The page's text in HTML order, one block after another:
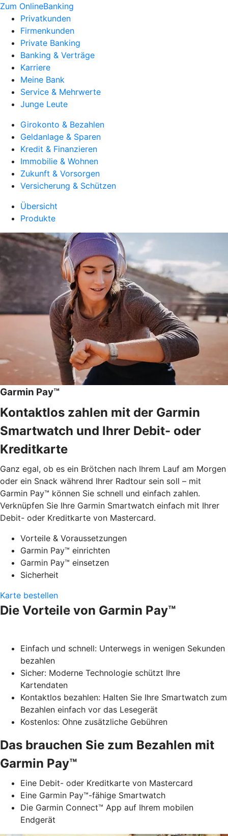
Zum OnlineBanking
Privatkunden
Firmenkunden
Private Banking
Banking & Verträge
Karriere
Meine Bank
Service & Mehrwerte
Junge Leute
Girokonto & Bezahlen
Geldanlage & Sparen
Kredit & Finanzieren
Immobilie & Wohnen
Zukunft & Vorsorgen
Versicherung & Schützen
Übersicht
Produkte
Garmin Pay™
Kontaktlos zahlen mit der Garmin
Smartwatch und Ihrer Debit- oder
Kreditkarte
Ganz egal, ob es ein Brötchen nach Ihrem Lauf am Morgen
oder ein Snack während Ihrer Radtour sein soll – mit
Garmin Pay™ können Sie schnell und einfach zahlen.
Verknüpfen Sie Ihre Garmin Smartwatch einfach mit Ihrer
Debit- oder Kreditkarte von Mastercard.
Vorteile & Voraussetzungen
Garmin Pay™ einrichten
Garmin Pay™ einsetzen
Sicherheit
Karte bestellen
Die Vorteile von Garmin Pay™
Einfach und schnell: Unterwegs in wenigen Sekunden
bezahlen
Sicher: Moderne Technologie schützt Ihre
Kartendaten
Kontaktlos bezahlen: Halten Sie Ihre Smartwatch zum
Bezahlen einfach vor das Lesegerät
Kostenlos: Ohne zusätzliche Gebühren
Das brauchen Sie zum Bezahlen mit
Garmin Pay™
Eine Debit- oder Kreditkarte von Mastercard
Eine Garmin Pay™-fähige Smartwatch
Die Garmin Connect™ App auf Ihrem mobilen
Endgerät